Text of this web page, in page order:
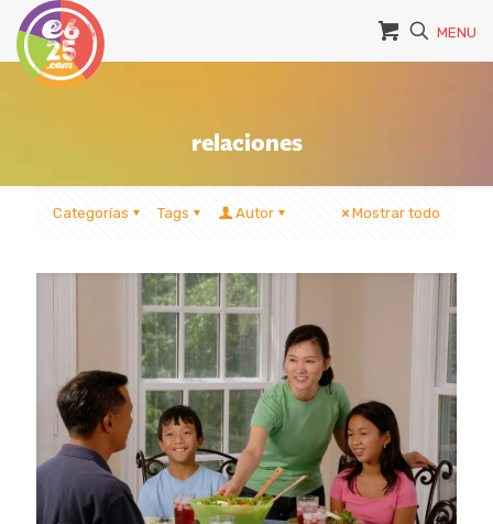
MENU
relaciones
Categorías Tags Autor Mostrar todo